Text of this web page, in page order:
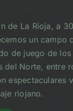
de La Rioja, a
un campo
de juego de los
del Norte, entre
espectaculares
riojano.